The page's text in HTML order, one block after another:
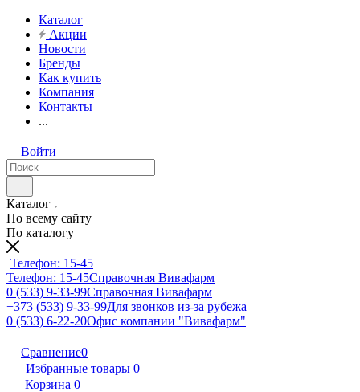
Каталог
Акции
Новости
Бренды
Как купить
Компания
Контакты
...
Войти
Каталог
По всему сайту
По каталогу
Телефон: 15-45
Телефон: 15-45Справочная Вивафарм
0 (533) 9-33-99Справочная Вивафарм
+373 (533) 9-33-99Для звонков из-за рубежа
0 (533) 6-22-20Офис компании "Вивафарм"
Сравнение0
Избранные товары 0
Корзина 0